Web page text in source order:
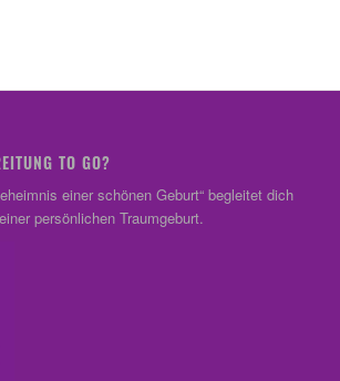
TO GO?
einer schönen Geburt“ begleitet dich
persönlichen Traumgeburt.